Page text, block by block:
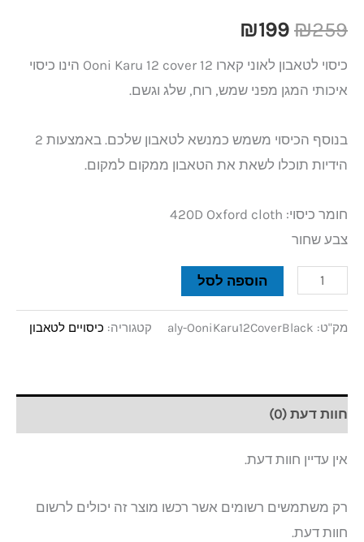
₪259
₪199
כיסוי לטאבון לאוני קארו 12 Ooni Karu 12 cover הינו כיסוי
איכותי המגן מפני שמש, רוח, שלג וגשם.
בנוסף הכיסוי משמש כמנשא לטאבון שלכם. באמצעות 2
הידיות תוכלו לשאת את הטאבון ממקום למקום.
חומר כיסוי: 420D Oxford cloth
צבע שחור
הוספה לסל
מק"ט: aly-OoniKaru12CoverBlack קטגוריה: כיסויים לטאבון
חוות דעת (0)
אין עדיין חוות דעת.
רק משתמשים רשומים אשר רכשו מוצר זה יכולים לרשום
חוות דעת.